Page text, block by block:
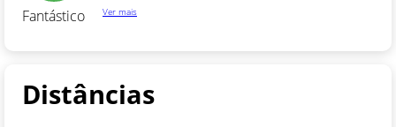
Fantástico Ver mais
Distâncias